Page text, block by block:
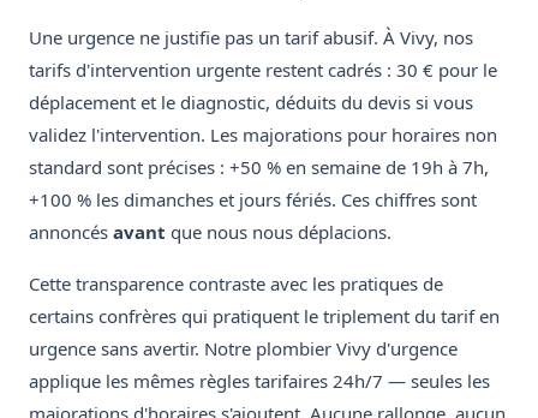
Une urgence ne justifie pas un tarif abusif. À Vivy, nos
tarifs d'intervention urgente restent cadrés : 30 € pour le
déplacement et le diagnostic, déduits du devis si vous
validez l'intervention. Les majorations pour horaires non
standard sont précises : +50 % en semaine de 19h à 7h,
+100 % les dimanches et jours fériés. Ces chiffres sont
annoncés avant que nous nous déplacions.
Cette transparence contraste avec les pratiques de
certains confrères qui pratiquent le triplement du tarif en
urgence sans avertir. Notre plombier Vivy d'urgence
applique les mêmes règles tarifaires 24h/7 — seules les